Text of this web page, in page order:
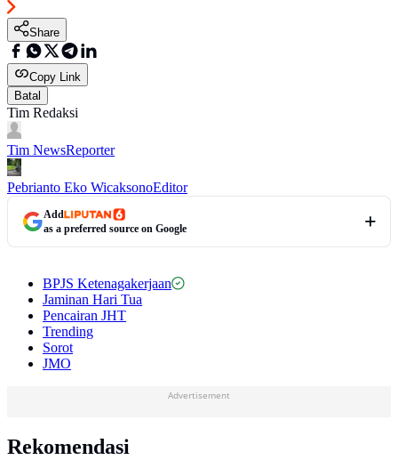
Share
Copy Link
Batal
Tim Redaksi
Tim NewsReporter
Pebrianto Eko WicaksonoEditor
Add
as a preferred source on Google
BPJS Ketenagakerjaan
Jaminan Hari Tua
Pencairan JHT
Trending
Sorot
JMO
Advertisement
Rekomendasi